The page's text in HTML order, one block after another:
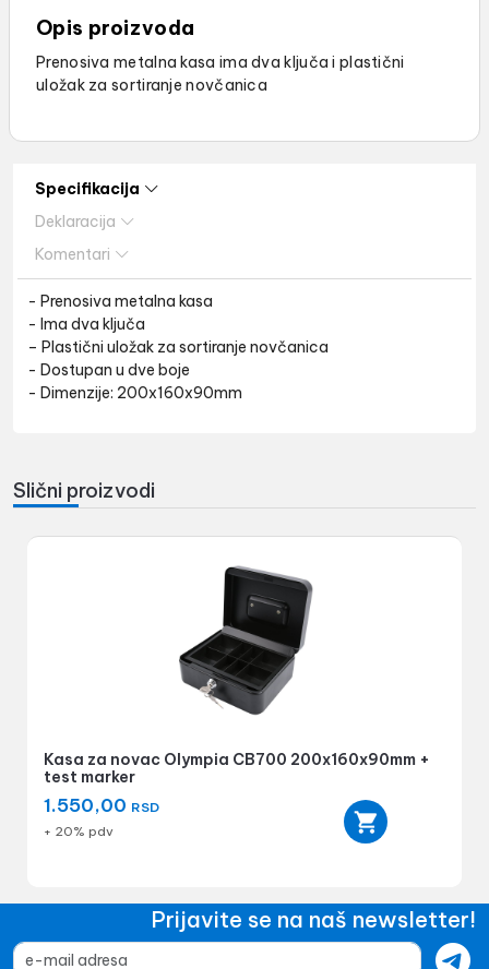
Opis proizvoda
Prenosiva metalna kasa ima dva ključa i plastični
uložak za sortiranje novčanica
Specifikacija
Deklaracija
Komentari
- Prenosiva metalna kasa
- Ima dva ključa
– Plastični uložak za sortiranje novčanica
- Dostupan u dve boje
- Dimenzije: 200x160x90mm
Slični proizvodi
Kasa za novac Olympia CB700 200x160x90mm +
test marker
1.550,00 RSD
+ 20% pdv
Prijavite se na naš newsletter!